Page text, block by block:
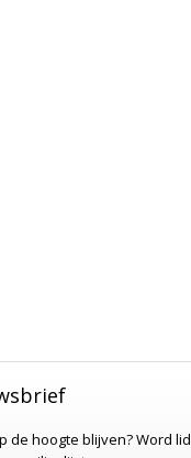
de hoogte blijven?Word lid